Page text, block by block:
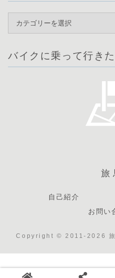
バイクに乗って行き
旅
自己紹介
お問い
Copyright © 2011-2026